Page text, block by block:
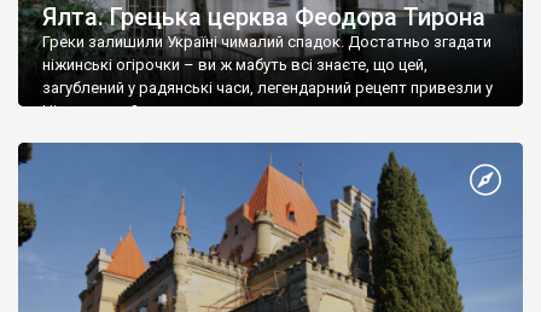
Ялта. Грецька церква Феодора Тирона
Греки залишили Україні чималий спадок. Достатньо згадати
ніжинські огірочки – ви ж мабуть всі знаєте, що цей,
загублений у радянські часи, легендарний рецепт привезли у
Ніжин греки?